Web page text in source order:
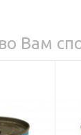
Вам